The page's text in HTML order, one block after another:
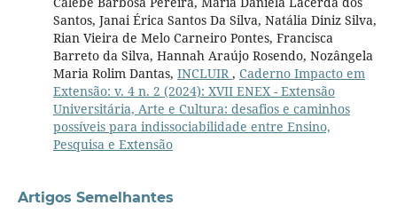
Santos, Janai Érica Santos Da Silva, Natália Diniz Silva,
Rian Vieira de Melo Carneiro Pontes, Francisca
Barreto da Silva, Hannah Araújo Rosendo, Nozângela
Maria Rolim Dantas, INCLUIR , Caderno Impacto em
Extensão: v. 4 n. 2 (2024): XVII ENEX - Extensão
Universitária, Arte e Cultura: desafios e caminhos
possíveis para indissociabilidade entre Ensino,
Pesquisa e Extensão
Artigos Semelhantes